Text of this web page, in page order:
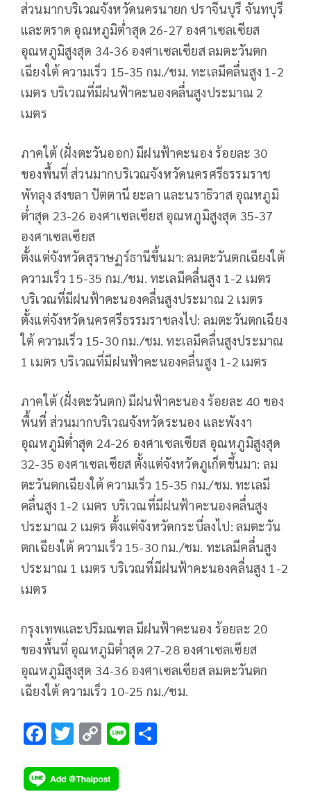
ส่วนมากบริเวณจังหวัดนครนายก ปราจีนบุรี จันทบุรี
และตราด อุณหภูมิต่ำสุด 26-27 องศาเซลเซียส
อุณหภูมิสูงสุด 34-36 องศาเซลเซียส ลมตะวันตก
เฉียงใต้ ความเร็ว 15-35 กม./ชม. ทะเลมีคลื่นสูง 1-2
เมตร บริเวณที่มีฝนฟ้าคะนองคลื่นสูงประมาณ 2
เมตร
ภาคใต้ (ฝั่งตะวันออก) มีฝนฟ้าคะนอง ร้อยละ 30
ของพื้นที่ ส่วนมากบริเวณจังหวัดนครศรีธรรมราช
พัทลุง สงขลา ปัตตานี ยะลา และนราธิวาส อุณหภูมิ
ต่ำสุด 23-26 องศาเซลเซียส อุณหภูมิสูงสุด 35-37
องศาเซลเซียส
ตั้งแต่จังหวัดสุราษฏร์ธานีขึ้นมา: ลมตะวันตกเฉียงใต้
ความเร็ว 15-35 กม./ชม. ทะเลมีคลื่นสูง 1-2 เมตร
บริเวณที่มีฝนฟ้าคะนองคลื่นสูงประมาณ 2 เมตร
ตั้งแต่จังหวัดนครศรีธรรมราชลงไป: ลมตะวันตกเฉียง
ใต้ ความเร็ว 15-30 กม./ชม. ทะเลมีคลื่นสูงประมาณ
1 เมตร บริเวณที่มีฝนฟ้าคะนองคลื่นสูง 1-2 เมตร
ภาคใต้ (ฝั่งตะวันตก) มีฝนฟ้าคะนอง ร้อยละ 40 ของ
พื้นที่ ส่วนมากบริเวณจังหวัดระนอง และพังงา
อุณหภูมิต่ำสุด 24-26 องศาเซลเซียส อุณหภูมิสูงสุด
32-35 องศาเซลเซียส ตั้งแต่จังหวัดภูเก็ตขึ้นมา: ลม
ตะวันตกเฉียงใต้ ความเร็ว 15-35 กม./ชม. ทะเลมี
คลื่นสูง 1-2 เมตร บริเวณที่มีฝนฟ้าคะนองคลื่นสูง
ประมาณ 2 เมตร ตั้งแต่จังหวัดกระบี่ลงไป: ลมตะวัน
ตกเฉียงใต้ ความเร็ว 15-30 กม./ชม. ทะเลมีคลื่นสูง
ประมาณ 1 เมตร บริเวณที่มีฝนฟ้าคะนองคลื่นสูง 1-2
เมตร
กรุงเทพและปริมณฑล มีฝนฟ้าคะนอง ร้อยละ 20
ของพื้นที่ อุณหภูมิต่ำสุด 27-28 องศาเซลเซียส
อุณหภูมิสูงสุด 34-36 องศาเซลเซียส ลมตะวันตก
เฉียงใต้ ความเร็ว 10-25 กม./ชม.
F
e
T
tt
C
p
Li